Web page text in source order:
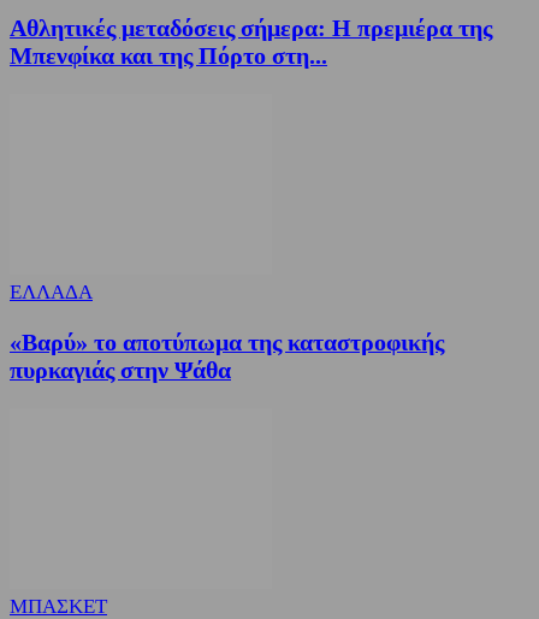
Αθλητικές μεταδόσεις σήμερα: Η πρεμιέρα της
Μπενφίκα και της Πόρτο στη...
ΕΛΛΑΔΑ
«Βαρύ» το αποτύπωμα της καταστροφικής
πυρκαγιάς στην Ψάθα
ΜΠΑΣΚΕΤ